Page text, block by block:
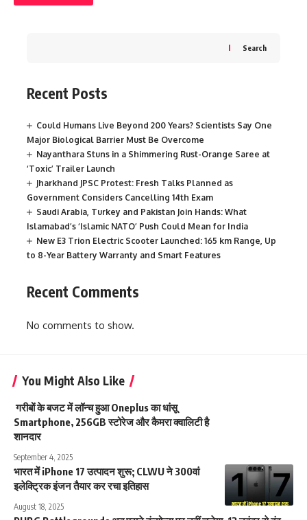
Search
Recent Posts
Could Humans Live Beyond 200 Years? Scientists Say One
Major Biological Barrier Must Be Overcome
Nayanthara Stuns in a Shimmering Rust-Orange Saree at
‘Toxic’ Trailer Launch
Jharkhand JPSC Protest: Fresh Talks Planned as
Government Considers Cancelling 14th Exam
Saudi Arabia, Turkey and Pakistan Join Hands: What
Islamabad’s ‘Islamic NATO’ Push Could Mean for India
New E3 Trion Electric Scooter Launched: 165 km Range, Up
to 8-Year Battery Warranty and Smart Features
Recent Comments
No comments to show.
You Might Also Like
गरीबों के बजट में लॉन्च हुआ Oneplus का धांसू
Smartphone, 256GB स्टोरेज और कैमरा क्वालिटी है
शानदार
September 4, 2025
भारत में iPhone 17 उत्पादन शुरू; CLWU ने 300वां
इलेक्ट्रिक इंजन तैयार कर रचा इतिहास
August 18, 2025